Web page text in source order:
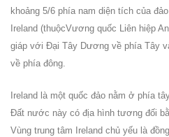
khoảng 5/6 phía nam diện tích của
Ireland (thuộcVương quốc Liên hiệp
giáp với Đại Tây Dương về phía Tây
về phía đông.
Ireland là một quốc đảo nằm ở phía
Đất nước này có địa hình tương đối
Vùng trung tâm Ireland chủ yếu là